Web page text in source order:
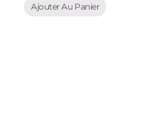
Ajouter Au Panier